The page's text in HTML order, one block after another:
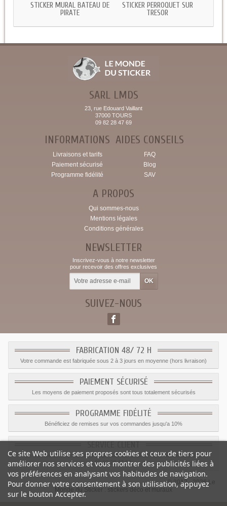
STICKER MURAL BATEAU DE
PIRATE
STICKER PERROQUET SUR
TRESOR
SARL LMDS
23, rue Edouard Vaillant
37000 TOURS
09 82 28 47 69
INFORMATIONS
Livraisons et tarifs
Paiement sécurisé
Programme fidélité
AIDES CONSEILS
FAQ
Blog
SAV
A PROPOS
Qui sommes-nous
Mentions légales
Conditions générales
NEWSLETTER
Inscrivez-vous à notre newsletter
pour recevoir des offres exclusives
SUIVEZ-NOUS
FABRICATION 48/ 72 H
Votre commande est fabriquée sous 2 à 3 jours en moyenne (hors livraison)
PAIEMENT SÉCURISÉ
Les moyens de paiement proposés sont tous totalement sécurisés
PROGRAMME FIDÉLITÉ
Bénéficiez de remises sur vos commandes jusqu'a 10%
Le service client est a votre disposition du lundi au vendredi de 8h à 17h
09.82.28.47.69.
© 2012 - 2026 Le
Monde du Sticker :
stickers déco et muraux
Ce site Web utilise ses propres cookies et ceux de tiers pour
améliorer nos services et vous montrer des publicités liées à
vos préférences en analysant vos habitudes de navigation.
Pour donner votre consentement à son utilisation, appuyez
sur le bouton Accepter.